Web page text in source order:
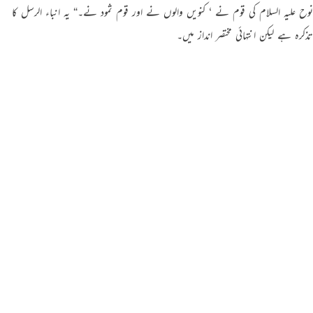
نوح علیہ السلام کی قوم نے ‘ کنویں والوں نے اور قوم ثمود نے۔“ یہ انباء الرسل کا
تذکرہ ہے لیکن انتہائی مختصر انداز میں۔